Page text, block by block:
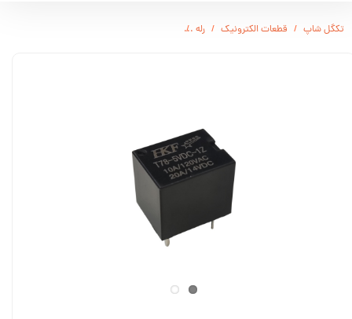
تکگل شاپ قطعات الکترونیک رله